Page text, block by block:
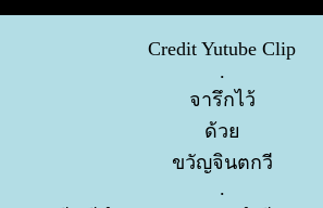
Credit Yutube Clip
.
จารึกไว้
ด้ว
ขวัญจินตกวี
.